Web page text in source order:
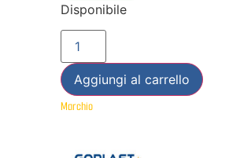
Disponibile
Aggiungi al carrello
Marchio